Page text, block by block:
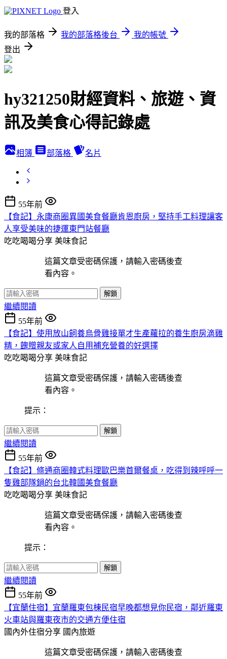
登入
我的部落格 我的部落格後台
我的帳號
登出
hy321250財經資料、旅遊、資
訊及美食心得記錄處
相簿 部落格 名片
55年前
【食記】永康商圈異國美食餐廳肯恩廚房，堅持手工料理讓客
人享受美味的捷運東門站餐廳
吃吃喝喝分享 美味食記
這篇文章受密碼保護，請輸入密碼後查
看內容。
解鎖
繼續閱讀
55年前
【食記】使用放山飼養烏骨雞接單才生產蘿拉的養生廚房滴雞
精，餽贈親友或家人自用補充營養的好選擇
吃吃喝喝分享 美味食記
這篇文章受密碼保護，請輸入密碼後查
看內容。
提示：
解鎖
繼續閱讀
55年前
【食記】條通商圈韓式料理歐巴樂首爾餐桌，吃得到辣呼呼一
隻雞部隊鍋的台北韓國美食餐廳
吃吃喝喝分享 美味食記
這篇文章受密碼保護，請輸入密碼後查
看內容。
提示：
解鎖
繼續閱讀
55年前
【宜蘭住宿】宜蘭羅東包棟民宿早晚都想見你民宿，鄰近羅東
火車站與羅東夜市的交通方便住宿
國內外住宿分享 國內旅遊
這篇文章受密碼保護，請輸入密碼後查